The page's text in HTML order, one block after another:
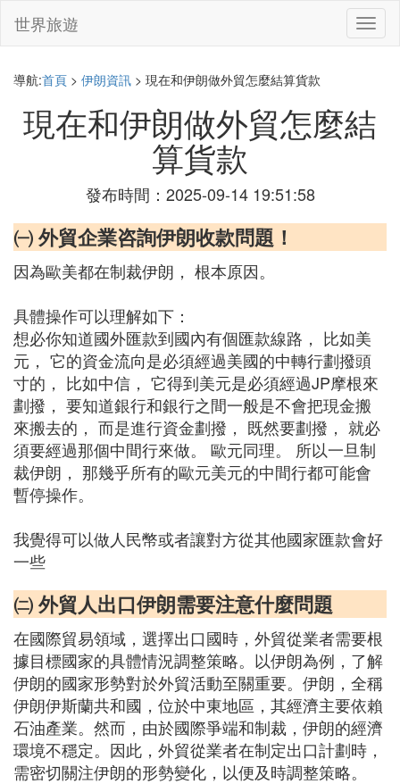
切
換
世界旅遊
導航:首頁 > 伊朗資訊 > 現在和伊朗做外貿怎麼結算貨款
現在和伊朗做外貿怎麼結
算貨款
發布時間：2025-09-14 19:51:58
㈠ 外貿企業咨詢伊朗收款問題！
因為歐美都在制裁伊朗， 根本原因。
具體操作可以理解如下：
想必你知道國外匯款到國內有個匯款線路， 比如美
元， 它的資金流向是必須經過美國的中轉行劃撥頭
寸的， 比如中信， 它得到美元是必須經過JP摩根來
劃撥， 要知道銀行和銀行之間一般是不會把現金搬
來搬去的， 而是進行資金劃撥， 既然要劃撥， 就必
須要經過那個中間行來做。 歐元同理。 所以一旦制
裁伊朗， 那幾乎所有的歐元美元的中間行都可能會
暫停操作。
我覺得可以做人民幣或者讓對方從其他國家匯款會好
一些
㈡ 外貿人出口伊朗需要注意什麼問題
在國際貿易領域，選擇出口國時，外貿從業者需要根
據目標國家的具體情況調整策略。以伊朗為例，了解
伊朗的國家形勢對於外貿活動至關重要。伊朗，全稱
伊朗伊斯蘭共和國，位於中東地區，其經濟主要依賴
石油產業。然而，由於國際爭端和制裁，伊朗的經濟
環境不穩定。因此，外貿從業者在制定出口計劃時，
需密切關注伊朗的形勢變化，以便及時調整策略。